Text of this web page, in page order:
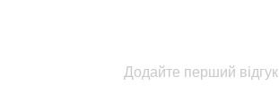
Додайте перший відгук